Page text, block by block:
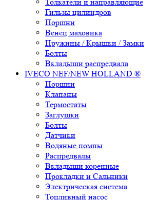
Гильзы цилиндров
Поршни
Венец маховика
Пружины / Крышки / Замки
Болты
Вкладыши распредвала
IVECO NEF/NEW HOLLAND ®
Поршни
Клапаны
Термостаты
Заглушки
Болты
Датчики
Водяные помпы
Распредвалы
Вкладыши коренные
Прокладки и Сальники
Электрическая система
Топливный насос